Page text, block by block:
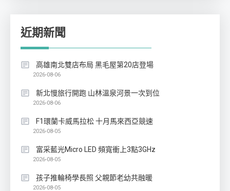
近期新聞
高雄南北雙店布局 黑毛屋第20店登場
2026-08-06
新北慢旅行開跑 山林溫泉河景一次到位
2026-08-06
F1環蘭卡威馬拉松 十月馬來西亞競速
2026-08-05
富采藍光Micro LED 頻寬衝上3點3GHz
2026-08-05
孩子推輪椅學長照 父親節老幼共融暖
2026-08-05